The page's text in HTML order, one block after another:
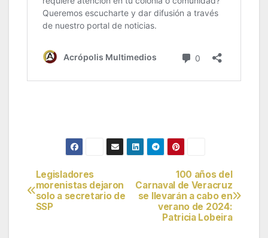
Navegación
de
100 años del
Carnaval de Veracruz
se llevarán a cabo en
verano de 2024:
Patricia Lobeira
Legisladores
morenistas dejaron
solo a secretario de
SSP